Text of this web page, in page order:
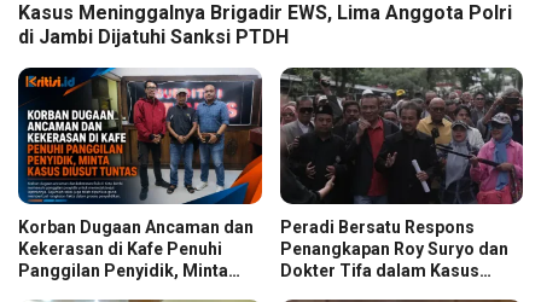
Kasus Meninggalnya Brigadir EWS, Lima Anggota Polri
di Jambi Dijatuhi Sanksi PTDH
Korban Dugaan Ancaman dan
Kekerasan di Kafe Penuhi
Panggilan Penyidik, Minta
Peradi Bersatu Respons
Penangkapan Roy Suryo dan
Dokter Tifa dalam Kasus